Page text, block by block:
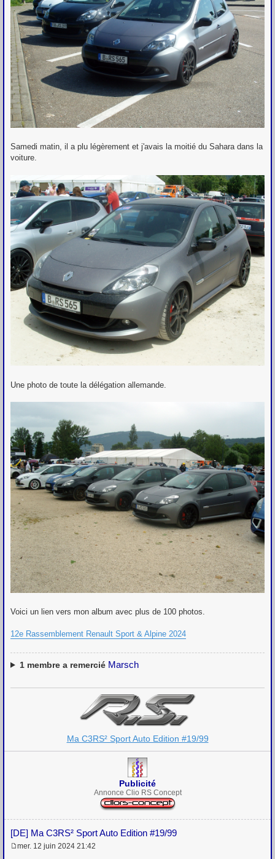
Samedi matin, il a plu légèrement et j'avais la moitié du Sahara dans la
voiture.
Une photo de toute la délégation allemande.
Voici un lien vers mon album avec plus de 100 photos.
12e Rassemblement Renault Sport & Alpine 2024
1membre a remercié Marsch
Ma C3RS² Sport Auto Edition #19/99
Publicité
Annonce Clio RS Concept
[DE] Ma C3RS² Sport Auto Edition #19/99
mer. 12 juin 2024 21:42